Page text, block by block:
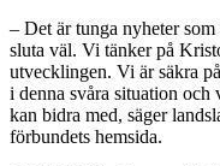
– Det är tunga nyheter
sluta väl. Vi tänker på
utvecklingen. Vi är säkra
i denna svåra situation
kan bidra med, säger
förbundets hemsida.